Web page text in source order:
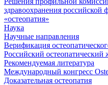
здравоохранения российской
«остеопатия»
Наука
Научные направления
Верификация
Российский
Рекомендуемая литература
Международный конгресс
Доказательная остеопатия